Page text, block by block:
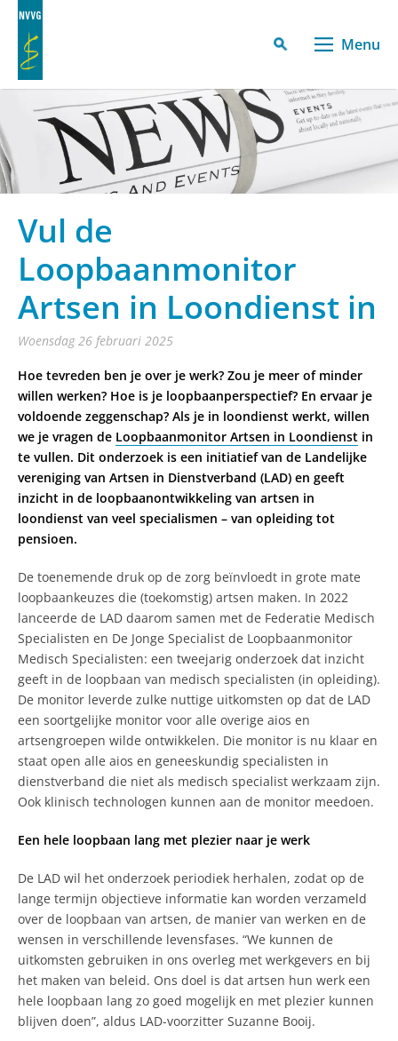
Menu
Vul de
Loopbaanmonitor
Artsen in Loondienst in
woensdag 26 februari 2025
Hoe tevreden ben je over je werk? Zou je meer of minder
willen werken? Hoe is je loopbaanperspectief? En ervaar je
voldoende zeggenschap? Als je in loondienst werkt, willen
we je vragen de Loopbaanmonitor Artsen in Loondienst in
te vullen. Dit onderzoek is een initiatief van de Landelijke
vereniging van Artsen in Dienstverband (LAD) en geeft
inzicht in de loopbaanontwikkeling van artsen in
loondienst van veel specialismen – van opleiding tot
pensioen.
De toenemende druk op de zorg beïnvloedt in grote mate
loopbaankeuzes die (toekomstig) artsen maken. In 2022
lanceerde de LAD daarom samen met de Federatie Medisch
Specialisten en De Jonge Specialist de Loopbaanmonitor
Medisch Specialisten: een tweejarig onderzoek dat inzicht
geeft in de loopbaan van medisch specialisten (in opleiding).
De monitor leverde zulke nuttige uitkomsten op dat de LAD
een soortgelijke monitor voor alle overige aios en
artsengroepen wilde ontwikkelen. Die monitor is nu klaar en
staat open alle aios en geneeskundig specialisten in
dienstverband die niet als medisch specialist werkzaam zijn.
Ook klinisch technologen kunnen aan de monitor meedoen.
Een hele loopbaan lang met plezier naar je werk
De LAD wil het onderzoek periodiek herhalen, zodat op de
lange termijn objectieve informatie kan worden verzameld
over de loopbaan van artsen, de manier van werken en de
wensen in verschillende levensfases. “We kunnen de
uitkomsten gebruiken in ons overleg met werkgevers en bij
het maken van beleid. Ons doel is dat artsen hun werk een
hele loopbaan lang zo goed mogelijk en met plezier kunnen
blijven doen”, aldus LAD-voorzitter Suzanne Booij.